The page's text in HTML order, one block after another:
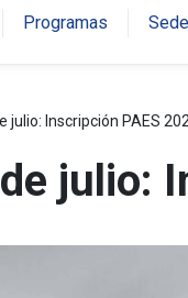
Programas
julio: Inscripción PAES
julio: